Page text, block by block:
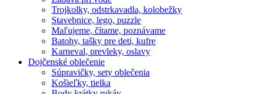
Trojkolky, odstrkavadla, kolobežky
Stavebnice, lego, puzzle
Maľujeme, čítame, poznávame
Batohy, tašky pre deti, kufre
Karneval, prevleky, oslavy
Dojčenské oblečenie
Súpravičky, sety oblečenia
Košieľky, tielka